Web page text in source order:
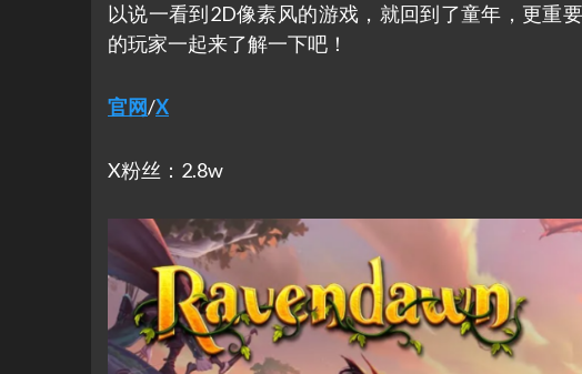
以说一看到2D像素风的游戏，就回到了童年，更重
的玩家一起来了解一下吧！
官网/X
X粉丝：2.8w